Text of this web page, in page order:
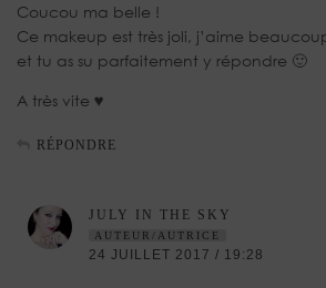
Coucou ma belle !
Ce makeup est très joli, j’aime
et tu as su parfaitement y répondre 🙂
A très vite ♥
RÉPONDRE
JULY IN THE SKY
AUTEUR/AUTRICE
24 JUILLET 2017 / 19:28